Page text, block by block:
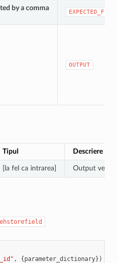
by a comma
OUTPUT
Tipul Descriere
[la fel ca intrarea] Output vector
, {parameter_dictionary})